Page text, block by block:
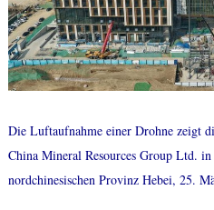
Die Luftaufnahme einer Drohne zeigt
China Mineral Resources Group Ltd.
nordchinesischen Provinz Hebei, 25.